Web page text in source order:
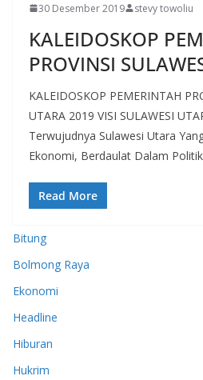
30 Desember 2019 stevy towoliu
KALEIDOSKOP
PROVINSI
KALEIDOSKOP PEMERINTAH
UTARA 2019 VISI SULAWESI
Terwujudnya Sulawesi Utara
Ekonomi, Berdaulat Dalam Politik
Read More
Bitung
Bolmong Raya
Ekonomi
Headline
Hiburan
Hukrim